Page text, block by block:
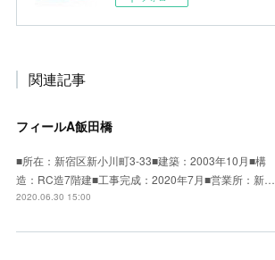
関連記事
フィールA飯田橋
■所在：新宿区新小川町3-33■建築：2003年10月■構
造：RC造7階建■工事完成：2020年7月■営業所：新…
2020.06.30 15:00